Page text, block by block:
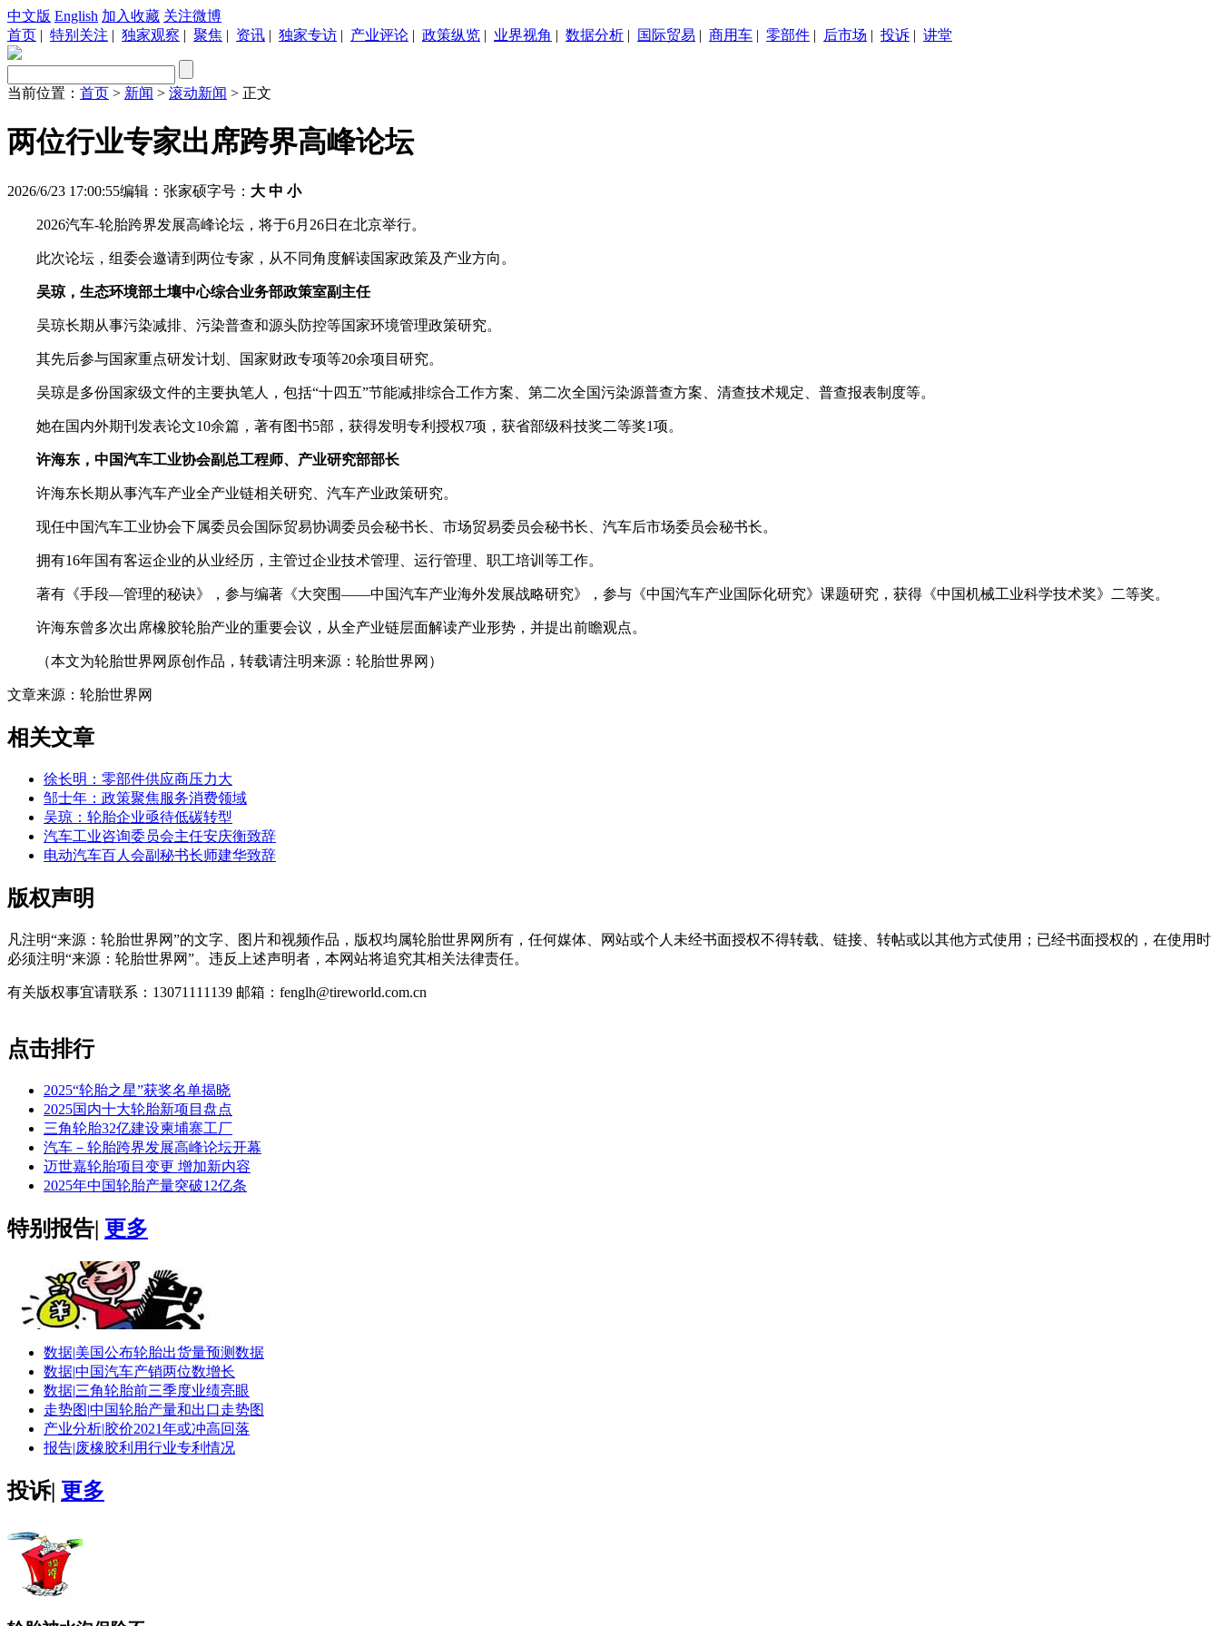
中文版 English 加入收藏 关注微博
首页 | 特别关注 | 独家观察 | 聚焦 | 资讯 | 独家专访 | 产业评论 | 政策纵览 | 业界视角 | 数据分析 | 国际贸易 | 商用车 | 零部件 | 后市场 | 投诉 | 讲堂
当前位置： 首页 > 新闻 > 滚动新闻 > 正文
两位行业专家出席跨界高峰论坛
2026/6/23 17:00:55编辑：张家硕字号： 大 中 小
2026汽车-轮胎跨界发展高峰论坛，将于6月26日在北京举行。
此次论坛，组委会邀请到两位专家，从不同角度解读国家政策及产业方向。
吴琼，生态环境部土壤中心综合业务部政策室副主任
吴琼长期从事污染减排、污染普查和源头防控等国家环境管理政策研究。
其先后参与国家重点研发计划、国家财政专项等20余项目研究。
吴琼是多份国家级文件的主要执笔人，包括“十四五”节能减排综合工作方案、第二次全国污染源普查方案、清查技术规定、普查报表制度等。
她在国内外期刊发表论文10余篇，著有图书5部，获得发明专利授权7项，获省部级科技奖二等奖1项。
许海东，中国汽车工业协会副总工程师、产业研究部部长
许海东长期从事汽车产业全产业链相关研究、汽车产业政策研究。
现任中国汽车工业协会下属委员会国际贸易协调委员会秘书长、市场贸易委员会秘书长、汽车后市场委员会秘书长。
拥有16年国有客运企业的从业经历，主管过企业技术管理、运行管理、职工培训等工作。
著有《手段—管理的秘诀》，参与编著《大突围——中国汽车产业海外发展战略研究》，参与《中国汽车产业国际化研究》课题研究，获得《中国机械工业科学技术奖》二等奖。
许海东曾多次出席橡胶轮胎产业的重要会议，从全产业链层面解读产业形势，并提出前瞻观点。
（本文为轮胎世界网原创作品，转载请注明来源：轮胎世界网）
文章来源：轮胎世界网
相关文章
徐长明：零部件供应商压力大
邹士年：政策聚焦服务消费领域
吴琼：轮胎企业亟待低碳转型
汽车工业咨询委员会主任安庆衡致辞
电动汽车百人会副秘书长师建华致辞
版权声明
凡注明“来源：轮胎世界网”的文字、图片和视频作品，版权均属轮胎世界网所有，任何媒体、网站或个人未经书面授权不得转载、链接、转帖或以其他方式使用；已经书面授权的，在使用时
必须注明“来源：轮胎世界网”。违反上述声明者，本网站将追究其相关法律责任。
有关版权事宜请联系：13071111139 邮箱：fenglh@tireworld.com.cn
点击排行
2025“轮胎之星”获奖名单揭晓
2025国内十大轮胎新项目盘点
三角轮胎32亿建设柬埔寨工厂
汽车－轮胎跨界发展高峰论坛开幕
迈世嘉轮胎项目变更 增加新内容
2025年中国轮胎产量突破12亿条
特别报告 更多
数据|美国公布轮胎出货量预测数据
数据|中国汽车产销两位数增长
数据|三角轮胎前三季度业绩亮眼
走势图|中国轮胎产量和出口走势图
产业分析|胶价2021年或冲高回落
报告|废橡胶利用行业专利情况
投诉| 更多